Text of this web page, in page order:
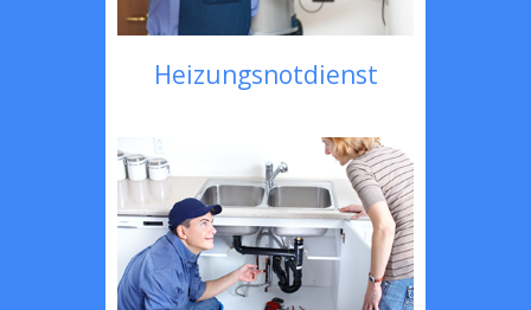
Heizungsnotdienst